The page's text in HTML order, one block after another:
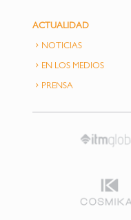
ACTUALIDAD
NOTICIAS
EN LOS MEDIOS
PRENSA